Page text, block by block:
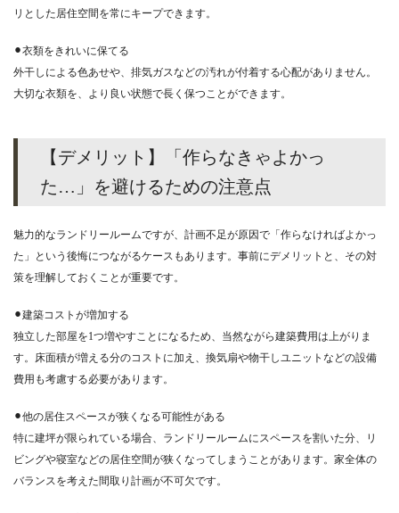
リとした居住空間を常にキープできます。
⚫︎衣類をきれいに保てる
外干しによる色あせや、排気ガスなどの汚れが付着する心配がありません。
大切な衣類を、より良い状態で長く保つことができます。
【デメリット】「作らなきゃよかっ
た…」を避けるための注意点
魅力的なランドリールームですが、計画不足が原因で「作らなければよかっ
た」という後悔につながるケースもあります。事前にデメリットと、その対
策を理解しておくことが重要です。
⚫︎建築コストが増加する
独立した部屋を1つ増やすことになるため、当然ながら建築費用は上がりま
す。床面積が増える分のコストに加え、換気扇や物干しユニットなどの設備
費用も考慮する必要があります。
⚫︎他の居住スペースが狭くなる可能性がある
特に建坪が限られている場合、ランドリールームにスペースを割いた分、リ
ビングや寝室などの居住空間が狭くなってしまうことがあります。家全体の
バランスを考えた間取り計画が不可欠です。